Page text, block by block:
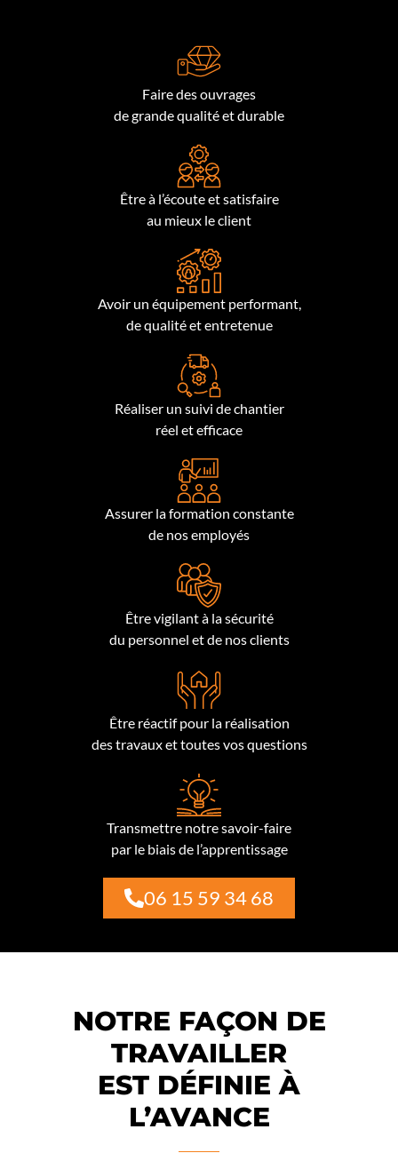
Faire des ouvrages
de grande qualité et durable
Être à l’écoute et satisfaire
au mieux le client
Avoir un équipement performant,
de qualité et entretenue
Réaliser un suivi de chantier
réel et efficace
Assurer la formation constante
de nos employés
Être vigilant à la sécurité
du personnel et de nos clients
Être réactif pour la réalisation
des travaux et toutes vos questions
Transmettre notre savoir-faire
par le biais de l’apprentissage
06 15 59 34 68
NOTRE FAÇON DE
TRAVAILLER
EST DÉFINIE À
L’AVANCE